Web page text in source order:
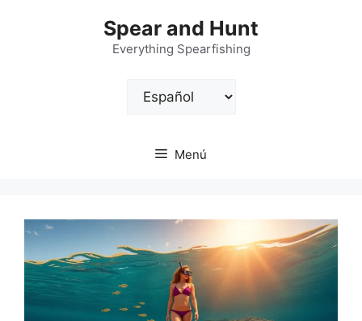
Spear and Hunt
Everything Spearfishing
Elegir
Menú